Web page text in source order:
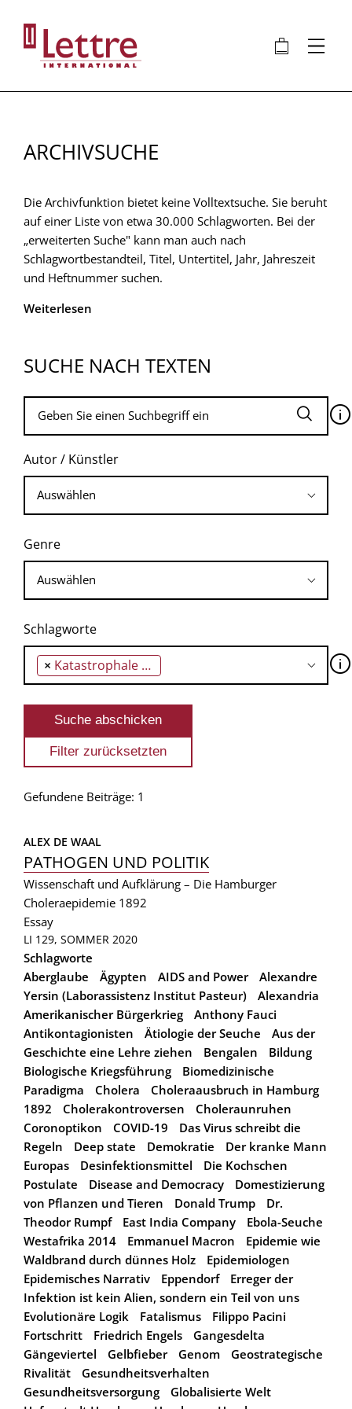
Inhalt
🛍 ⋮
ARCHIVSUCHE
Die Archivfunktion bietet keine Volltextsuche. Sie beruht
auf einer Liste von etwa 30.000 Schlagworten. Bei der
„erweiterten Suche" kann man auch nach
Schlagwortbestandteil, Titel, Untertitel, Jahr, Jahreszeit
und Heftnummer suchen.
Weiterlesen
SUCHE NACH TEXTEN
🛈
Autor / Künstler
Genre
Schlagworte
× Katastrophale Dehydrierung 🛈
Gefundene Beiträge: 1
ALEX DE WAAL
PATHOGEN UND POLITIK
Wissenschaft und Aufklärung – Die Hamburger
Choleraepidemie 1892
Essay
LI 129, SOMMER 2020
Schlagworte
Aberglaube
Ägypten AIDS and Power
Alexandre
Yersin (Laborassistenz Institut Pasteur)
Alexandria
Amerikanischer Bürgerkrieg
Anthony Fauci
Antikontagionisten
Ätiologie der Seuche
Aus der
Geschichte eine Lehre ziehen
Bengalen
Bildung
Biologische Kriegsführung
Biomedizinische
Paradigma
Cholera
Choleraausbruch in Hamburg
1892
Cholerakontroversen
Choleraunruhen
Coronoptikon
COVID-19
Das Virus schreibt die
Regeln
Deep state Demokratie
Der kranke Mann
Europas
Desinfektionsmittel
Die Kochschen
Postulate
Disease and Democracy
Domestizierung
von Pflanzen und Tieren
Donald Trump
Dr.
Theodor Rumpf
East India Company
Ebola-Seuche
Westafrika 2014
Emmanuel Macron
Epidemie wie
Waldbrand durch dünnes Holz
Epidemiologen
Epidemisches Narrativ
Eppendorf
Erreger der
Infektion ist kein Alien, sondern ein Teil von uns
Evolutionäre Logik
Fatalismus
Filippo Pacini
Fortschritt
Friedrich Engels
Gangesdelta
Gängeviertel
Gelbfieber Genom
Geostrategische
Rivalität
Gesundheitsverhalten
Gesundheitsversorgung
Globalisierte Welt